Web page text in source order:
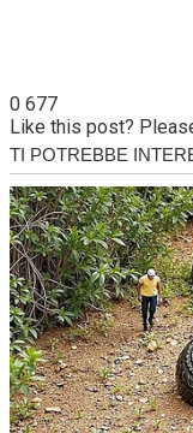
0 677
Like this post?